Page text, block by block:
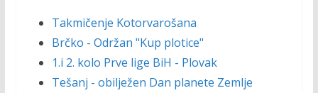
Takmičenje Kotorvarošana
Brčko - Održan "Kup plotice"
1.i 2. kolo Prve lige BiH - Plovak
Tešanj - obilježen Dan planete Zemlje